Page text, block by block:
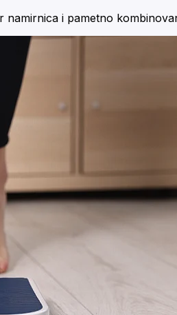
i pametno